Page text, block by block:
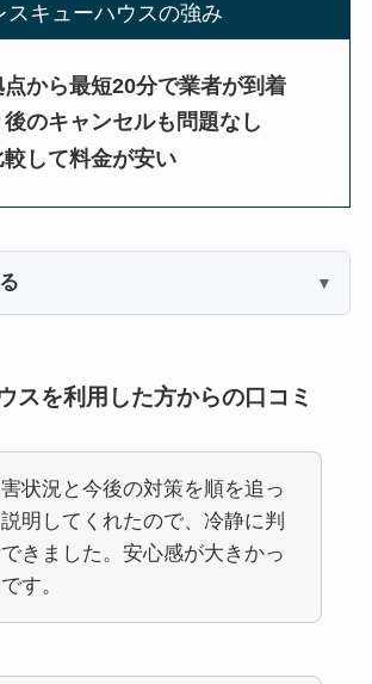
スキューハウスの強み
から最短20分で業者が到着
後のキャンセルも問題なし
して料金が安い
スを利用した方からの口コミ
状況と今後の対策を順を追っ
明してくれたので、冷静に判
きました。安心感が大きかっ
す。